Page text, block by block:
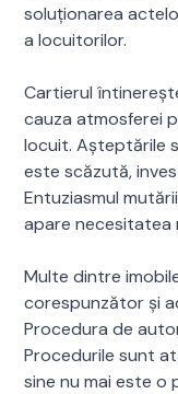
soluționarea
a locuitorilor.
Cartierul
cauza atmosferei
locuit. Așteptările
este scăzută,
Entuziasmul
apare necesitatea
Multe dintre
corespunzător și
Procedura de
Procedurile sunt
sine nu mai este